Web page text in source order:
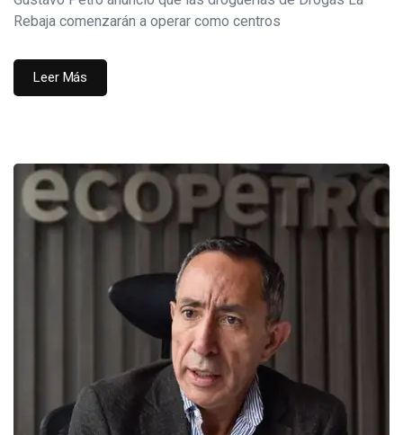
Rebaja comenzarán a operar como centros
Leer Más